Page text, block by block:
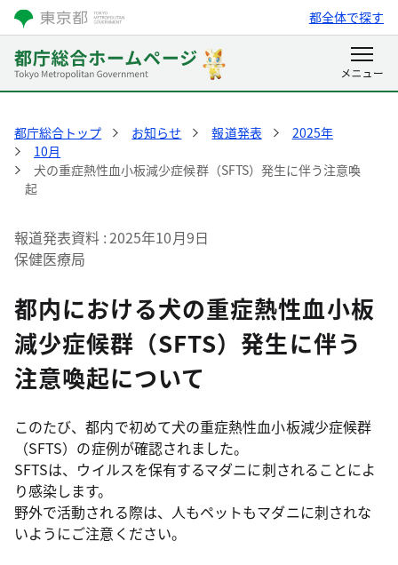
都全体で探す
都庁総合トップ お知らせ 報道発表
2025年
10月
犬の重症熱性血小板減少症候群（SFTS）発生に伴う注意喚
起
報道発表資料 2025年10月9日
保健医療局
都内における犬の重症熱性血小板
減少症候群（SFTS）発生に伴う
注意喚起について
このたび、都内で初めて犬の重症熱性血小板減少症候群
（SFTS）の症例が確認されました。
SFTSは、ウイルスを保有するマダニに刺されることによ
り感染します。
野外で活動される際は、人もペットもマダニに刺されな
いようにご注意ください。